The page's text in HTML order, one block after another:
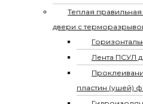
Теплая
двери с
Лента ПСУЛ
пластин (ушей)